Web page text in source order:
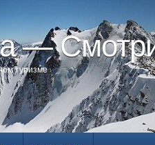
—
туризме